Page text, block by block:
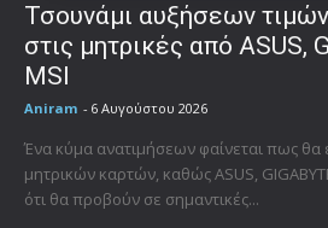
Τσουνάμι αυξήσεων
στις μητρικές από ASUS,
MSI
Aniram - 6 Αυγούστου 2026
Ένα κύμα ανατιμήσεων φαίνεται πως θα
μητρικών καρτών, καθώς ASUS,
ότι θα προβούν σε σημαντικές...